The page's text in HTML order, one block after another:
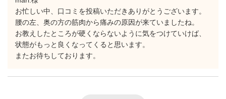
お忙しい中、口コミを投稿いただきありがとうございます。
腰の左、奥の方の筋肉から痛みの原因が来ていましたね。
お教えしたところが硬くならないように気をつけていけば、
状態がもっと良くなってくると思います。
またお待ちしております。